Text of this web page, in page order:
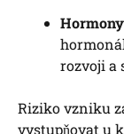
rozvoji a
Riziko vzniku
vystupňovat u